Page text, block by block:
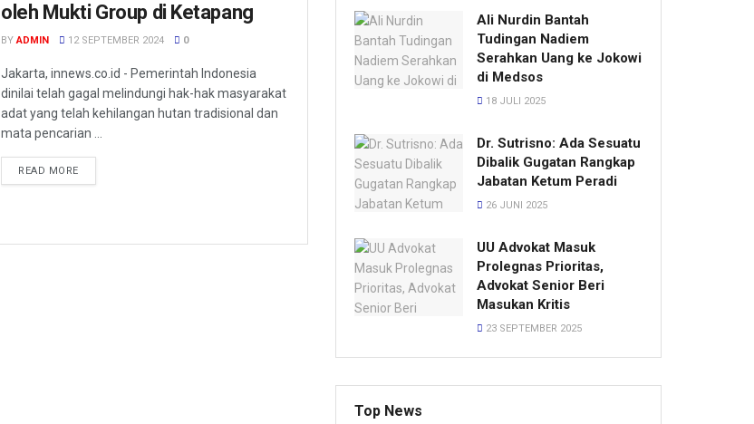
oleh Mukti Group di Ketapang
BY ADMIN 12 SEPTEMBER 2024 0
Jakarta, innews.co.id - Pemerintah Indonesia
dinilai telah gagal melindungi hak-hak masyarakat
adat yang telah kehilangan hutan tradisional dan
mata pencarian ...
READ MORE
Ali Nurdin Bantah
Tudingan Nadiem
Serahkan Uang ke Jokowi
di Medsos
18 JULI 2025
Dr. Sutrisno: Ada Sesuatu
Dibalik Gugatan Rangkap
Jabatan Ketum Peradi
26 JUNI 2025
UU Advokat Masuk
Prolegnas Prioritas,
Advokat Senior Beri
Masukan Kritis
23 SEPTEMBER 2025
Top News